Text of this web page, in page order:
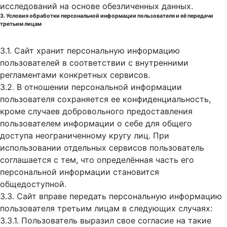
исследований на основе обезличенных данных.
3. Условия обработки персональной информации пользователя и её передачи
третьим лицам
3.1. Сайт хранит персональную информацию
пользователей в соответствии с внутренними
регламентами конкретных сервисов.
3.2. В отношении персональной информации
пользователя сохраняется ее конфиденциальность,
кроме случаев добровольного предоставления
пользователем информации о себе для общего
доступа неограниченному кругу лиц. При
использовании отдельных сервисов пользователь
соглашается с тем, что определённая часть его
персональной информации становится
общедоступной.
3.3. Сайт вправе передать персональную информацию
пользователя третьим лицам в следующих случаях:
3.3.1. Пользователь выразил свое согласие на такие